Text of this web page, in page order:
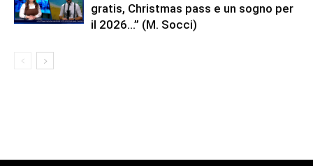
gratis, Christmas pass e un sogno per
il 2026…” (M. Socci)